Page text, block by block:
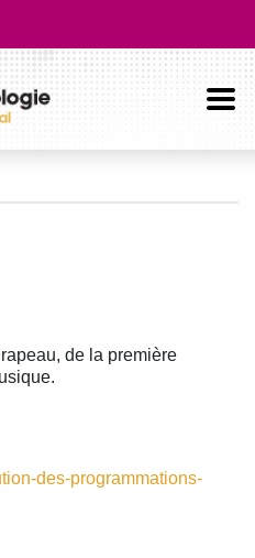
de la première
des-programmations-